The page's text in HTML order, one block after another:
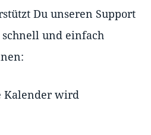
Du unseren Support
und einfach
Kalender wird